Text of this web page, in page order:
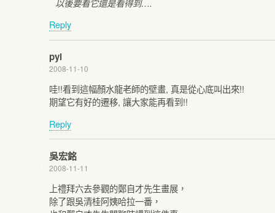
以後要看它還是看得到….
Reply
pyl
2008-11-10
哇!!看到這幅顏水龍老師的壁畫, 真是從心底叫出來!!
期望它有好的遷移, 讓大家能再看到!!
Reply
吳宏銘
2008-11-11
上禮拜六去參觀的鄭自才先生畫展，
除了跟吳清桂阿姨哈拉一番，